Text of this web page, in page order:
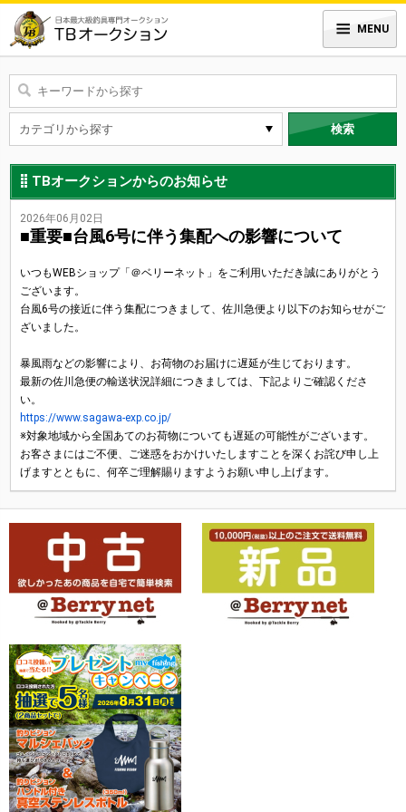
MENU
検索
TBオークションからのお知らせ
2026年06月02日
■重要■台風6号に伴う集配への影響について
いつもWEBショップ「＠ベリーネット」をご利用いただき誠にありがとう
ございます。
台風6号の接近に伴う集配につきまして、佐川急便より以下のお知らせがご
ざいました。
暴風雨などの影響により、お荷物のお届けに遅延が生じております。
最新の佐川急便の輸送状況詳細につきましては、下記よりご確認くださ
い。
https://www.sagawa-exp.co.jp/
※対象地域から全国あてのお荷物についても遅延の可能性がございます。
お客さまにはご不便、ご迷惑をおかけいたしますことを深くお詫び申し上
げますとともに、何卒ご理解賜りますようお願い申し上げます。